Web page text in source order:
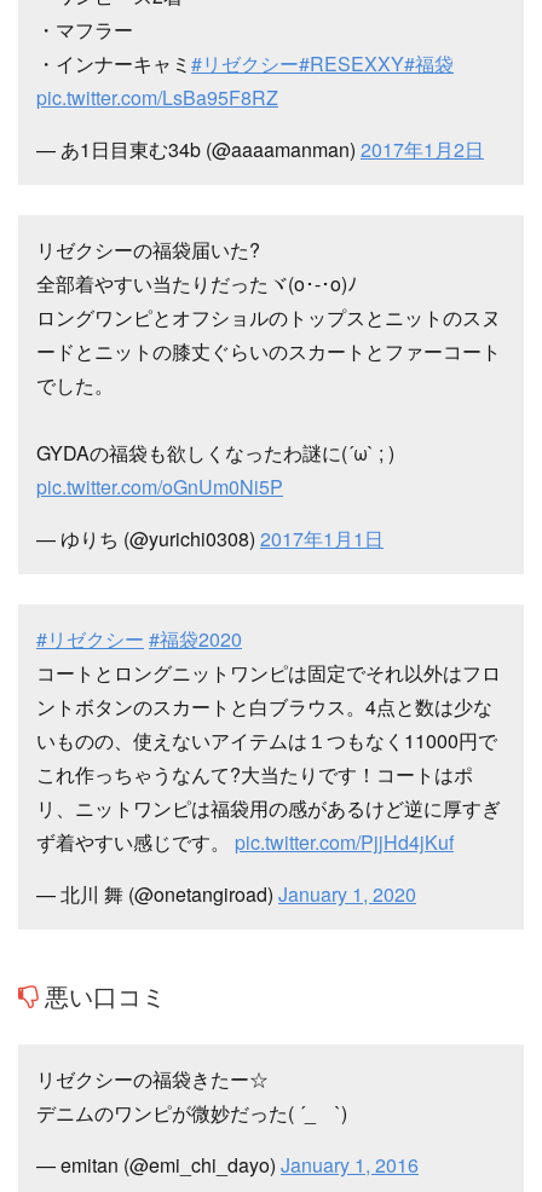
・マフラー
・インナーキャミ #リゼクシー#RESEXXY#福袋
pic.twitter.com/LsBa95F8RZ
— あ1日目東む34b (@aaaamanman) 2017年1月2日
リゼクシーの福袋届いた?
全部着やすい当たりだったヾ(ο･-･ο)ﾉ
ロングワンピとオフショルのトップスとニットのスヌ
ードとニットの膝丈ぐらいのスカートとファーコート
でした。
GYDAの福袋も欲しくなったわ謎に(´ω` ; )
pic.twitter.com/oGnUm0Ni5P
— ゆりち (@yurichi0308) 2017年1月1日
#リゼクシー #福袋2020
コートとロングニットワンピは固定でそれ以外はフロ
ントボタンのスカートと白ブラウス。4点と数は少な
いものの、使えないアイテムは１つもなく11000円で
これ作っちゃうなんて?大当たりです！コートはポ
リ、ニットワンピは福袋用の感があるけど逆に厚すぎ
ず着やすい感じです。 pic.twitter.com/PjjHd4jKuf
— 北川 舞 (@onetangiroad) January 1, 2020
悪い口コミ
リゼクシーの福袋きたー☆
デニムのワンピが微妙だった( ´_ゝ`)
— emitan (@emi_chi_dayo) January 1, 2016